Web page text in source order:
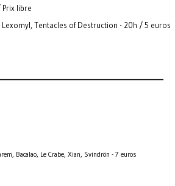
libre
Lexomyl, Tentacles of Destruction - 20h / 5 euros
Bacalao, Le Crabe, Xian, Svindrön - 7 euros